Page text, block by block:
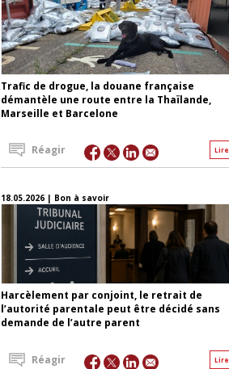
Trafic de drogue, la douane française
démantèle une route entre la Thaïlande,
Marseille et Barcelone
Lire
Réagir
18.05.2026 | Bon à savoir
Harcèlement par conjoint, le retrait de
l’autorité parentale peut être décidé sans
demande de l’autre parent
Lire
Réagir